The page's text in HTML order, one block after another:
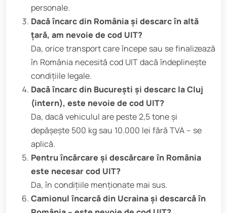
personale.
Dacă încarc din România și descarc în altă
țară, am nevoie de cod UIT?
Da, orice transport care începe sau se finalizează
în România necesită cod UIT dacă îndeplinește
condițiile legale.
Dacă încarc din București și descarc la Cluj
(intern), este nevoie de cod UIT?
Da, dacă vehiculul are peste 2,5 tone și
depășește 500 kg sau 10.000 lei fără TVA – se
aplică.
Pentru încărcare și descărcare în România
este necesar cod UIT?
Da, în condițiile menționate mai sus.
Camionul încarcă din Ucraina și descarcă în